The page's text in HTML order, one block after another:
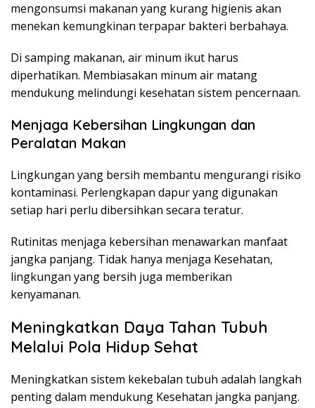
mengonsumsi makanan yang kurang higienis akan
menekan kemungkinan terpapar bakteri berbahaya.
Di samping makanan, air minum ikut harus
diperhatikan. Membiasakan minum air matang
mendukung melindungi kesehatan sistem pencernaan.
Menjaga Kebersihan Lingkungan dan
Peralatan Makan
Lingkungan yang bersih membantu mengurangi risiko
kontaminasi. Perlengkapan dapur yang digunakan
setiap hari perlu dibersihkan secara teratur.
Rutinitas menjaga kebersihan menawarkan manfaat
jangka panjang. Tidak hanya menjaga Kesehatan,
lingkungan yang bersih juga memberikan
kenyamanan.
Meningkatkan Daya Tahan Tubuh
Melalui Pola Hidup Sehat
Meningkatkan sistem kekebalan tubuh adalah langkah
penting dalam mendukung Kesehatan jangka panjang.